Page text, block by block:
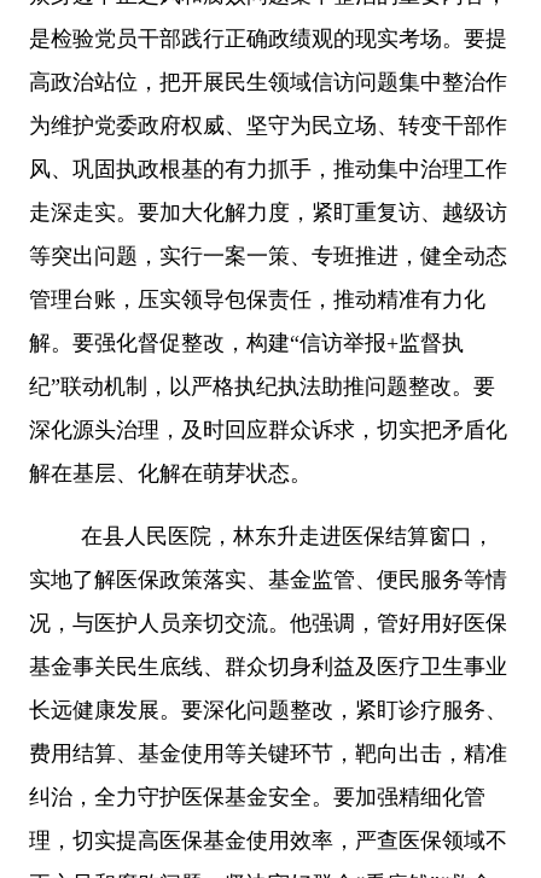
是检验党员干部践行正确政绩观的现实考场。要提
高政治站位，把开展民生领域信访问题集中整治作
为维护党委政府权威、坚守为民立场、转变干部作
风、巩固执政根基的有力抓手，推动集中治理工作
走深走实。要加大化解力度，紧盯重复访、越级访
等突出问题，实行一案一策、专班推进，健全动态
管理台账，压实领导包保责任，推动精准有力化
解。要强化督促整改，构建“信访举报+监督执
纪”联动机制，以严格执纪执法助推问题整改。要
深化源头治理，及时回应群众诉求，切实把矛盾化
解在基层、化解在萌芽状态。
在县人民医院，林东升走进医保结算窗口，
实地了解医保政策落实、基金监管、便民服务等情
况，与医护人员亲切交流。他强调，管好用好医保
基金事关民生底线、群众切身利益及医疗卫生事业
长远健康发展。要深化问题整改，紧盯诊疗服务、
费用结算、基金使用等关键环节，靶向出击，精准
纠治，全力守护医保基金安全。要加强精细化管
理，切实提高医保基金使用效率，严查医保领域不